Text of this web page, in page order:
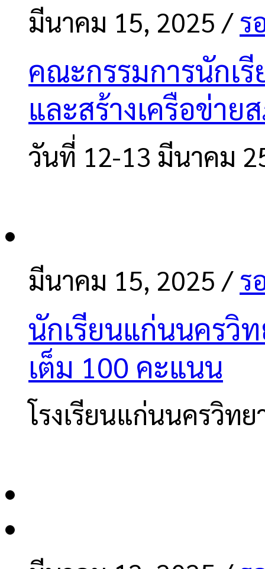
มีนาคม 15, 2025 / ร
คณะกรรมการนักเ
และสร้างเครือข่าย
วันที่ 12-13 มีนาคม
มีนาคม 15, 2025 / ร
นักเรียนแก่นนครวิ
เต็ม 100 คะแนน
โรงเรียนแก่นนครวิท